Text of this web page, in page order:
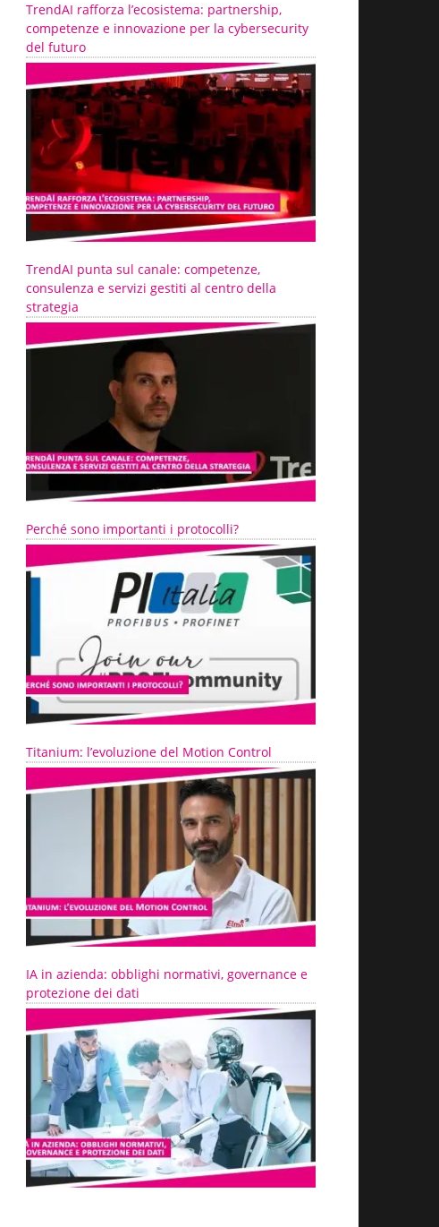
TrendAI rafforza l’ecosistema: partnership,
competenze e innovazione per la cybersecurity
del futuro
TrendAI punta sul canale: competenze,
consulenza e servizi gestiti al centro della
strategia
Perché sono importanti i protocolli?
Titanium: l’evoluzione del Motion Control
IA in azienda: obblighi normativi, governance e
protezione dei dati